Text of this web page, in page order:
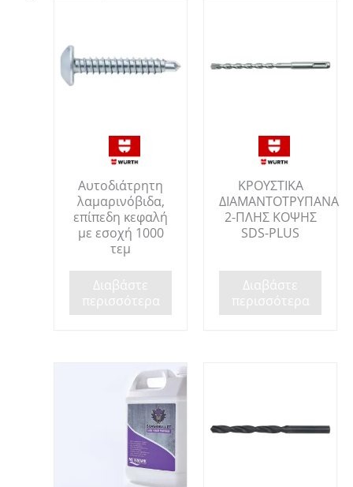
Αυτοδιάτρητη
λαμαρινόβιδα,
επίπεδη κεφαλή
με εσοχή 1000
τεμ
Διαβάστε
περισσότερα
ΚΡΟΥΣΤΙΚΑ
ΔΙΑΜΑΝΤΟΤΡΥΠΑΝΑ
2-ΠΛΗΣ ΚΟΨΗΣ
SDS-PLUS
Διαβάστε
περισσότερα